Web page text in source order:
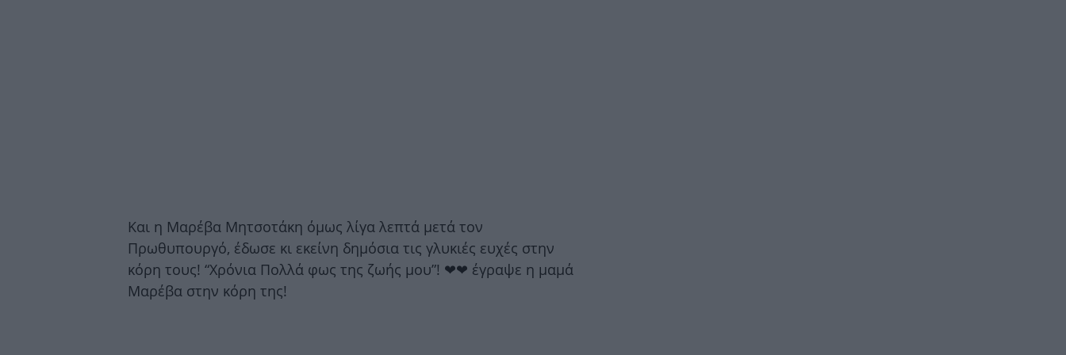
Kαι η Μαρέβα Μητσοτάκη όμως λίγα λεπτά μετά τον
Πρωθυπουργό, έδωσε κι εκείνη δημόσια τις γλυκιές ευχές στην
κόρη τους! “Χρόνια Πολλά φως της ζωής μου”! ❤❤ έγραψε η μαμά
Μαρέβα στην κόρη της!